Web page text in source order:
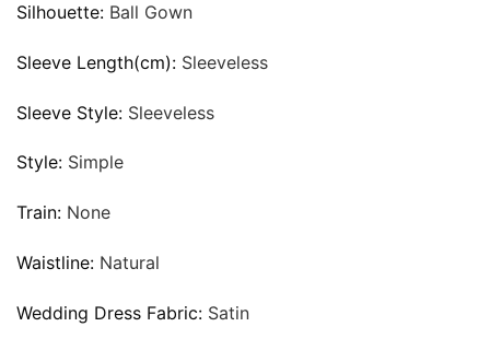
Silhouette: Ball Gown
Sleeve Length(cm): Sleeveless
Sleeve Style: Sleeveless
Style: Simple
Train: None
Waistline: Natural
Wedding Dress Fabric: Satin